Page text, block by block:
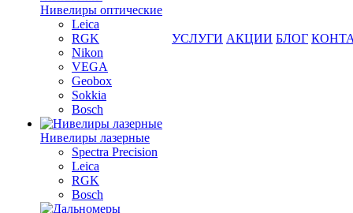
Нивелиры оптические
Leica
RGK
Nikon
VEGA
Geobox
Sokkia
Bosch
Нивелиры лазерные
Spectra Precision
Leica
RGK
Bosch
УСЛУГИ АКЦИИ БЛОГ